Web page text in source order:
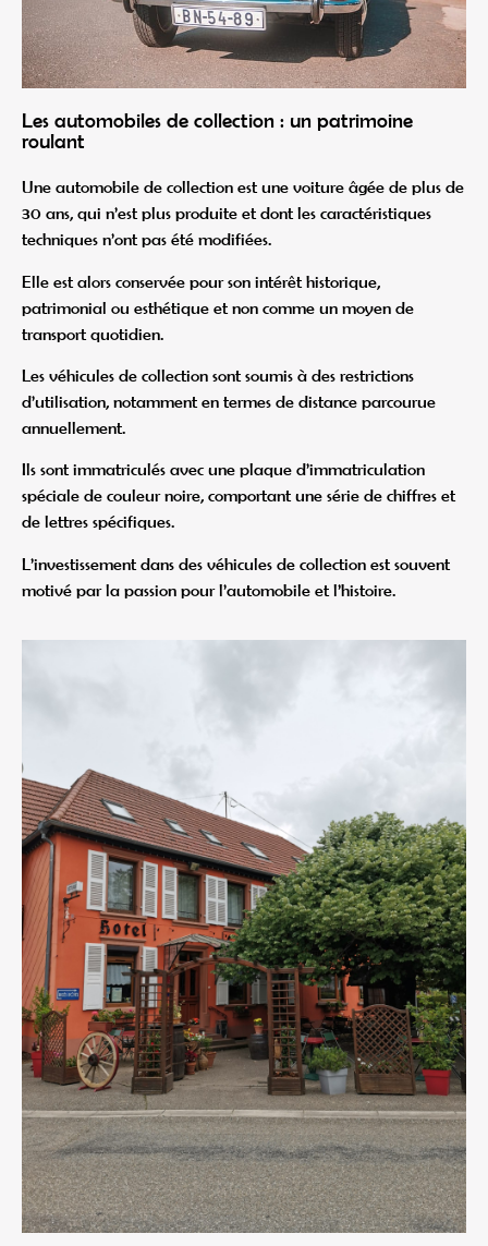
Les automobiles de collection : un patrimoine
roulant
Une automobile de collection est une voiture âgée de plus de
30 ans, qui n’est plus produite et dont les caractéristiques
techniques n’ont pas été modifiées.
Elle est alors conservée pour son intérêt historique,
patrimonial ou esthétique et non comme un moyen de
transport quotidien.
Les véhicules de collection sont soumis à des restrictions
d’utilisation, notamment en termes de distance parcourue
annuellement.
Ils sont immatriculés avec une plaque d’immatriculation
spéciale de couleur noire, comportant une série de chiffres et
de lettres spécifiques.
L’investissement dans des véhicules de collection est souvent
motivé par la passion pour l’automobile et l’histoire.